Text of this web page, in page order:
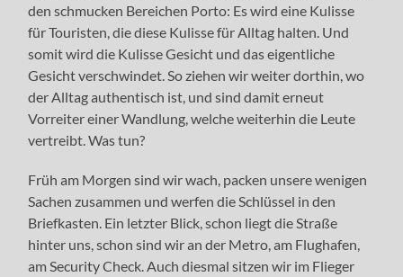
den schmucken Bereichen Porto: Es wird eine Kulisse
für Touristen, die diese Kulisse für Alltag halten. Und
somit wird die Kulisse Gesicht und das eigentliche
Gesicht verschwindet. So ziehen wir weiter dorthin, wo
der Alltag authentisch ist, und sind damit erneut
Vorreiter einer Wandlung, welche weiterhin die Leute
vertreibt.Was tun?
Früh am Morgen sind wir wach, packen unsere wenigen
Sachen zusammen und werfen die Schlüssel in den
Briefkasten. Ein letzter Blick, schon liegt die Straße
hinter uns, schon sind wir an der Metro, am Flughafen,
am Security Check. Auch diesmal sitzen wir im Flieger